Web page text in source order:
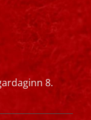
8.